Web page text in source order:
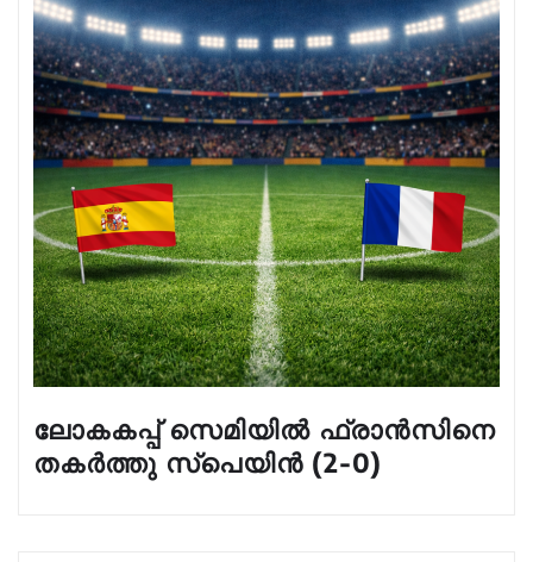
ലോകകപ്പ് സെമിയിൽ ഫ്രാൻസിനെ
തകർത്തു സ്പെയിൻ (2-0)